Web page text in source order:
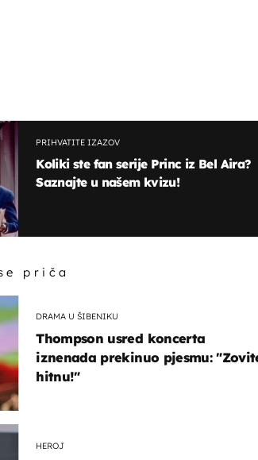
PRIHVATITE IZAZOV
Koliki ste fan serije Princ iz Bel Aira?
Saznajte u našem kvizu!
priča
DRAMA U ŠIBENIKU
Thompson usred koncerta
iznenada prekinuo pjesmu:
hitnu!"
HEROJ